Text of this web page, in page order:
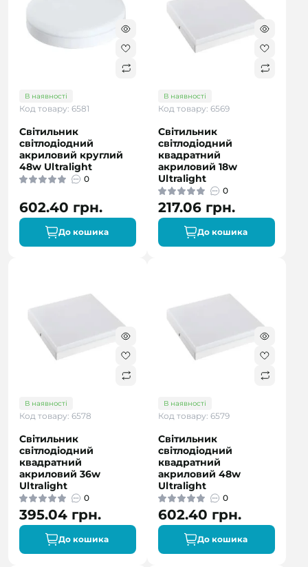
В наявності
Код товару: 6581
Світильник
світлодіодний
акриловий круглий
48w Ultralight
0
602.40 грн.
До кошика
В наявності
Код товару: 6569
Світильник
світлодіодний
квадратний
акриловий 18w
Ultralight
0
217.06 грн.
До кошика
В наявності
Код товару: 6578
Світильник
світлодіодний
квадратний
акриловий 36w
Ultralight
0
395.04 грн.
До кошика
В наявності
Код товару: 6579
Світильник
світлодіодний
квадратний
акриловий 48w
Ultralight
0
602.40 грн.
До кошика